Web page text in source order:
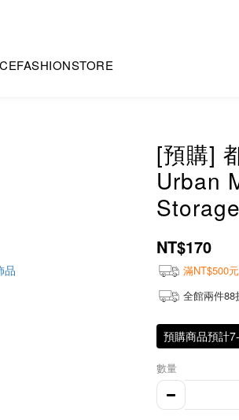
FASHIONSTORE
[預購]
Urban
NT$170
滿NT$500
全館兩件88
預購商品預計
數量